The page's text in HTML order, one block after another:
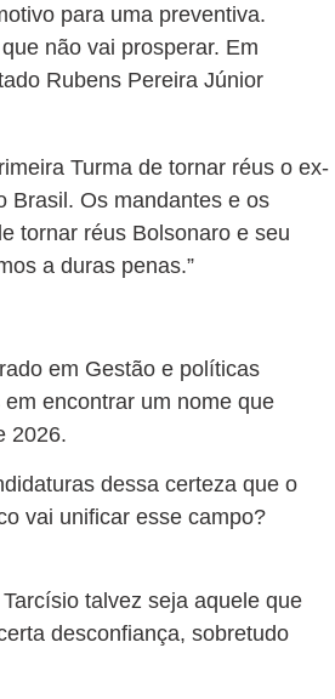
para uma preventiva.
não vai prosperar. Em
Rubens Pereira Júnior
Turma de tornar réus o ex-
Brasil. Os mandantes e os
tornar réus Bolsonaro e seu
a duras penas.”
em Gestão e políticas
encontrar um nome que
2026.
dessa certeza que o
vai unificar esse campo?
talvez seja aquele que
desconfiança, sobretudo